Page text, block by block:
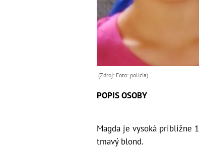
(Zdroj: Foto: polícia)
POPIS OSOBY
Magda je vysoká približne
tmavý blond.